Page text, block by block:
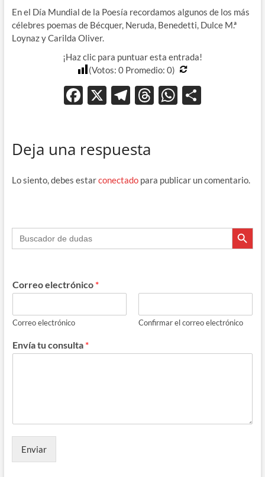
FEED RSS
COMPAR
TIR
ENLACE
En el Día Mundial de la Poesía recordamos algunos de los más
célebres poemas de Bécquer, Neruda, Benedetti, Dulce M.ª
Loynaz y Carilda Oliver.
¡Haz clic para puntuar esta entrada!
(Votos: 0Promedio: 0)
F
b
o
X T
gr
m
T
ds
W
p
ti
Deja una respuesta
Lo siento, debes estarconectadopara publicar un comentario.
Buscar: Botón de
Correo electrónico *
Correo electrónico Confirmar el correo electrónico
Envía tu consulta *
Enviar